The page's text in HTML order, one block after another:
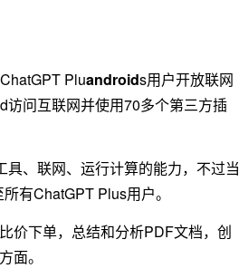
Pluandroids用户开放联网
问互联网并使用70多个第三方插
具、联网、运行计算的能力，不过当
有ChatGPT Plus用户。
价下单，总结和分析PDF文档，创
面。